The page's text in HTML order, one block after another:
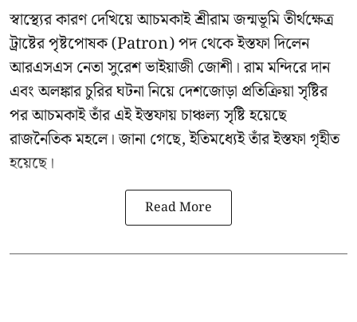
স্বাস্থ্যের কারণ দেখিয়ে আচমকাইশ্রীরাম জন্মভূমি তীর্থক্ষেত্র
ট্রাষ্টেরপৃষ্টপোষক (Patron) পদ থেকে ইস্তফা দিলেন
আরএসএস নেতা সুরেশ ভাইয়াজী জোশী। রাম মন্দিরে দান
এবং অলঙ্কার চুরির ঘটনা নিয়ে দেশজোড়া প্রতিক্রিয়া সৃষ্টির
পর আচমকাই তাঁর এই ইস্তফায় চাঞ্চল্য সৃষ্টি হয়েছে
রাজনৈতিক মহলে। জানা গেছে, ইতিমধ্যেই তাঁর ইস্তফা গৃহীত
হয়েছে।
Read More